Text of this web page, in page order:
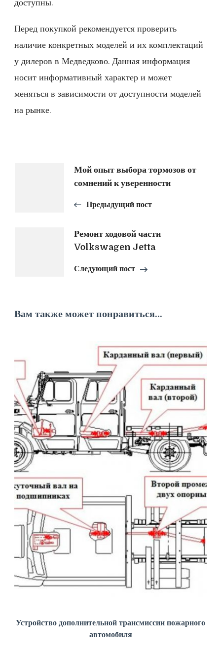
доступны.
Перед покупкой рекомендуется проверить
наличие конкретных моделей и их комплектаций
у дилеров в Медведково. Данная информация
носит информативный характер и может
меняться в зависимости от доступности моделей
на рынке.
НавигацияМой опыт выбора тормозов от
сомнений к уверенности
Предыдущий пост
Ремонт ходовой части
Volkswagen Jetta
Следующий пост
Вам также может понравиться...
Устройство дополнительной трансмиссии пожарного
автомобиля